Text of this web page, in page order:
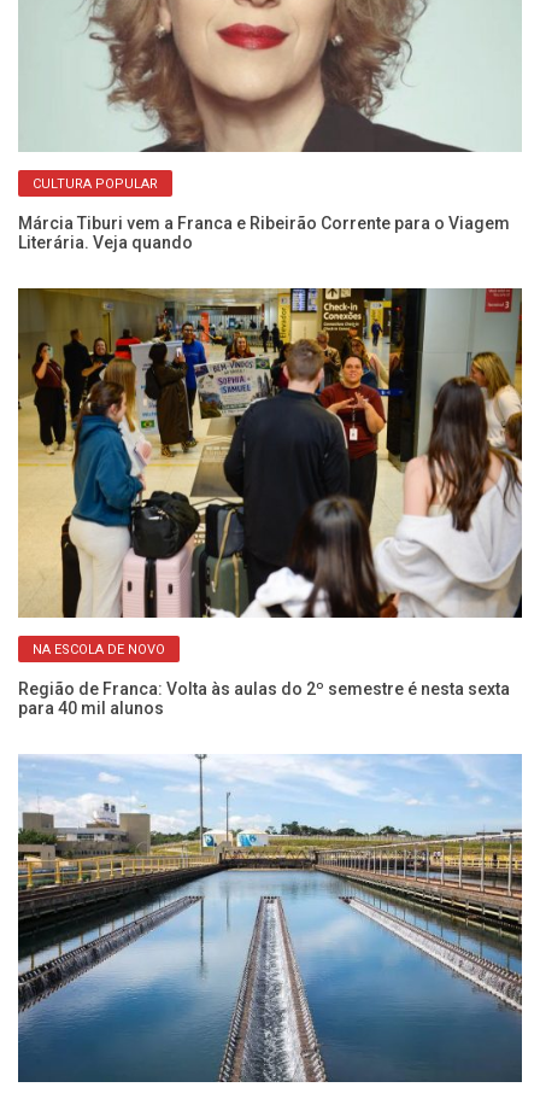
CULTURA POPULAR
Márcia Tiburi vem a Franca e Ribeirão Corrente para o Viagem
Literária. Veja quando
NA ESCOLA DE NOVO
Região de Franca: Volta às aulas do 2º semestre é nesta sexta
para 40 mil alunos